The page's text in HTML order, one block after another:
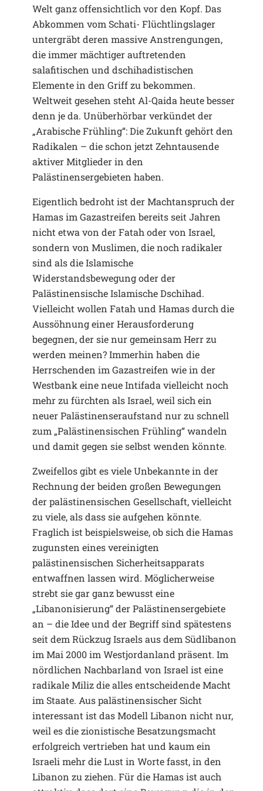
Welt ganz offensichtlich vor den Kopf. Das
Abkommen vom Schati- Flüchtlingslager
untergräbt deren massive Anstrengungen,
die immer mächtiger auftretenden
salafitischen und dschihadistischen
Elemente in den Griff zu bekommen.
Weltweit gesehen steht Al-Qaida heute besser
denn je da. Unüberhörbar verkündet der
„Arabische Frühling“: Die Zukunft gehört den
Radikalen – die schon jetzt Zehntausende
aktiver Mitglieder in den
Palästinensergebieten haben.
Eigentlich bedroht ist der Machtanspruch der
Hamas im Gazastreifen bereits seit Jahren
nicht etwa von der Fatah oder von Israel,
sondern von Muslimen, die noch radikaler
sind als die Islamische
Widerstandsbewegung oder der
Palästinensische Islamische Dschihad.
Vielleicht wollen Fatah und Hamas durch die
Aussöhnung einer Herausforderung
begegnen, der sie nur gemeinsam Herr zu
werden meinen? Immerhin haben die
Herrschenden im Gazastreifen wie in der
Westbank eine neue Intifada vielleicht noch
mehr zu fürchten als Israel, weil sich ein
neuer Palästinenseraufstand nur zu schnell
zum „Palästinensischen Frühling“ wandeln
und damit gegen sie selbst wenden könnte.
Zweifellos gibt es viele Unbekannte in der
Rechnung der beiden großen Bewegungen
der palästinensischen Gesellschaft, vielleicht
zu viele, als dass sie aufgehen könnte.
Fraglich ist beispielsweise, ob sich die Hamas
zugunsten eines vereinigten
palästinensischen Sicherheitsapparats
entwaffnen lassen wird. Möglicherweise
strebt sie gar ganz bewusst eine
„Libanonisierung“ der Palästinensergebiete
an – die Idee und der Begriff sind spätestens
seit dem Rückzug Israels aus dem Südlibanon
im Mai 2000 im Westjordanland präsent. Im
nördlichen Nachbarland von Israel ist eine
radikale Miliz die alles entscheidende Macht
im Staate. Aus palästinensischer Sicht
interessant ist das Modell Libanon nicht nur,
weil es die zionistische Besatzungsmacht
erfolgreich vertrieben hat und kaum ein
Israeli mehr die Lust in Worte fasst, in den
Libanon zu ziehen. Für die Hamas ist auch